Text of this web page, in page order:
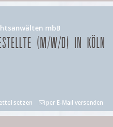
mbB
(M/W/D) IN KÖLN
setzen per E-Mail versenden